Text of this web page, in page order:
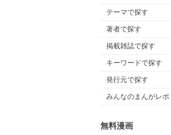
テーマで探す
著者で探す
掲載雑誌で探す
キーワードで探す
発行元で探す
みんなのまんがレポ
無料漫画